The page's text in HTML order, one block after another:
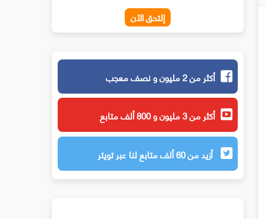
إلتحق الأن
أكثر من 2 مليون و نصف معجب
أكثر من 3 مليون و 800 ألف متابع
أزيد من 60 ألف متابع لنا عبر تويتر